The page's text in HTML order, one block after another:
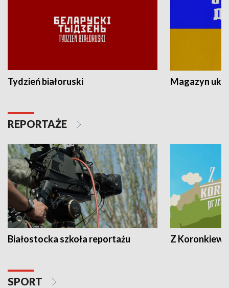
Tydzień białoruski Magazyn
REPORTAŻE
Białostocka szkoła reportażu Z
SPORT